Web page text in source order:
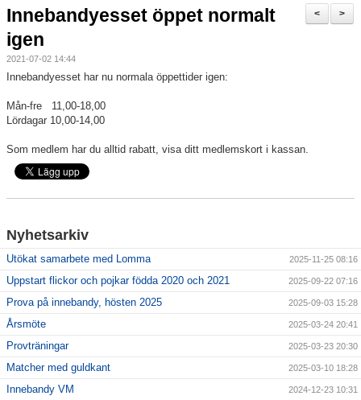
Nyheter
Om klubben
Matcher
Kalender
Våra lag
Klubbshop
>
<
Innebandyesset öppet normalt
igen
2021-07-02 14:44
Innebandyesset har nu normala öppettider igen:
Mån-fre 11,00-18,00
Lördagar 10,00-14,00
Som medlem har du alltid rabatt, visa ditt medlemskort i kassan.
Nyhetsarkiv
Utökat samarbete med Lomma 2025-11-25 08:16
Uppstart flickor och pojkar födda 2020 och 2021 2025-09-22 07:16
Prova på innebandy, hösten 2025 2025-09-03 15:28
Årsmöte 2025-03-24 20:41
Provträningar 2025-03-23 20:30
Matcher med guldkant 2025-03-10 18:28
Innebandy VM 2024-12-23 10:31